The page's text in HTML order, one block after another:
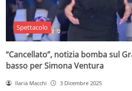
Spettacolo
“Cancellato”, notizia bomba sul
basso per Simona Ventura
Ilaria Macchi 3 Dicembre 2025